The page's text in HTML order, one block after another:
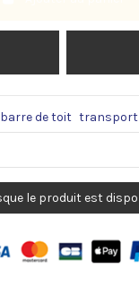
barre de toit transport